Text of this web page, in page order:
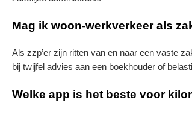
Mag ik woon-werkverkeer als
Als zzp’er zijn ritten van en naar een vaste
bij twijfel advies aan een boekhouder of
Welke app is het beste voor